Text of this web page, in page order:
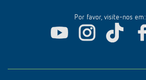
Por favor, visite-nos em: